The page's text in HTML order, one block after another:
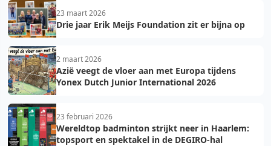
23 maart 2026
Drie jaar Erik Meijs Foundation zit er bijna op
2 maart 2026
Azië veegt de vloer aan met Europa tijdens
Yonex Dutch Junior International 2026
23 februari 2026
Wereldtop badminton strijkt neer in Haarlem:
topsport en spektakel in de DEGIRO-hal